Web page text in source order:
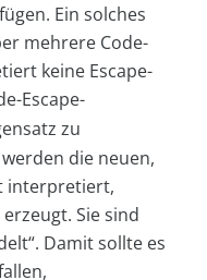
Ein solches
mehrere Code-
keine Escape-
Escape-
zu
die neuen,
interpretiert,
Sie sind
Damit sollte es